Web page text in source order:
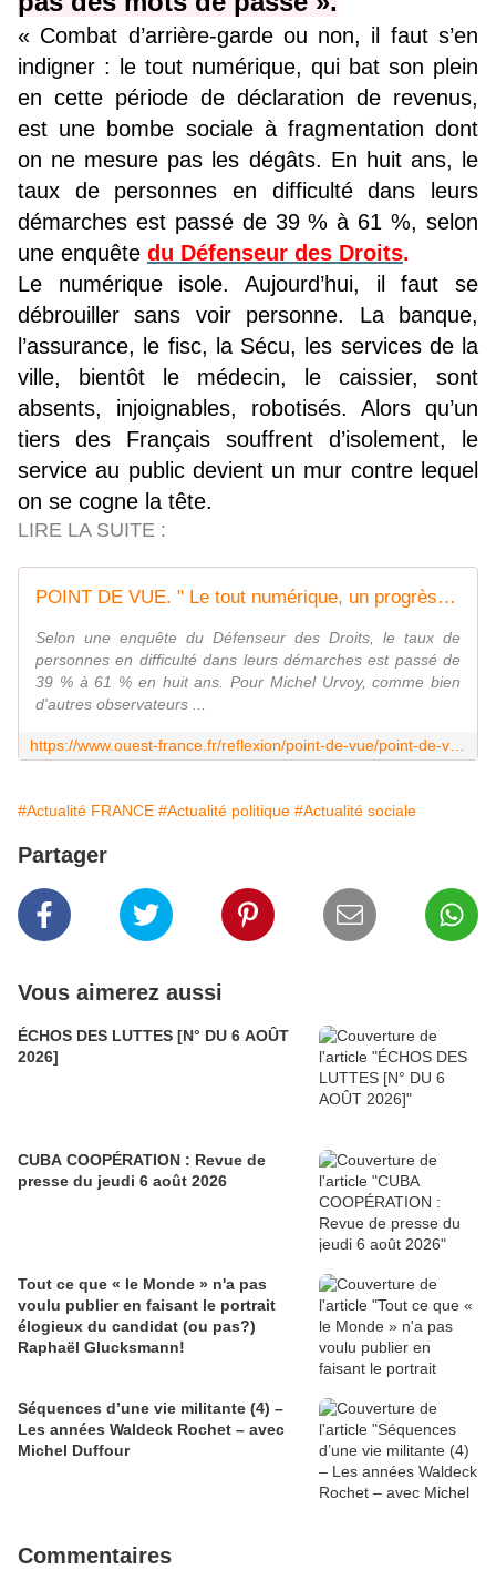
« Combat d’arrière-garde ou non, il faut s’en
indigner : le tout numérique, qui bat son plein
en cette période de déclaration de revenus,
est une bombe sociale à fragmentation dont
on ne mesure pas les dégâts. En huit ans, le
taux de personnes en difficulté dans leurs
démarches est passé de 39 % à 61 %, selon
une enquête du Défenseur des Droits.
Le numérique isole. Aujourd’hui, il faut se
débrouiller sans voir personne. La banque,
l’assurance, le fisc, la Sécu, les services de la
ville, bientôt le médecin, le caissier, sont
absents, injoignables, robotisés. Alors qu’un
tiers des Français souffrent d’isolement, le
service au public devient un mur contre lequel
on se cogne la tête.
LIRE LA SUITE :
POINT DE VUE. " Le tout numérique, un progrès qui se paie cher "
Selon une enquête du Défenseur des Droits, le taux de
personnes en difficulté dans leurs démarches est passé de
39 % à 61 % en huit ans. Pour Michel Urvoy, comme bien
d'autres observateurs ...
#Actualité FRANCE #Actualité politique #Actualité sociale
Partager
Vous aimerez aussi
ÉCHOS DES LUTTES [N° DU 6 AOÛT
2026]
CUBA COOPÉRATION : Revue de
presse du jeudi 6 août 2026
Tout ce que « le Monde » n'a pas
voulu publier en faisant le portrait
élogieux du candidat (ou pas?)
Raphaël Glucksmann!
Séquences d’une vie militante (4) –
Les années Waldeck Rochet – avec
Michel Duffour
Commentaires